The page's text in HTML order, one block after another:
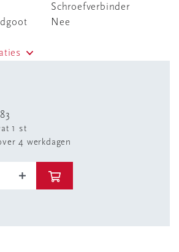
Schroefverbinder
Nee
1 st
4 werkdagen